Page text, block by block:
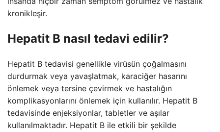
kronikleşir.
Hepatit B nasıl tedavi edilir?
Hepatit B tedavisi genellikle virüsün çoğalmasını
durdurmak veya yavaşlatmak, karaciğer hasarını
önlemek veya tersine çevirmek ve hastalığın
komplikasyonlarını önlemek için kullanılır. Hepatit B
tedavisinde enjeksiyonlar, tabletler ve aşılar
kullanılmaktadır. Hepatit B ile etkili bir şekilde